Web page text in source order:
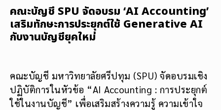
คณะบัญชี SPU จัดอบรม ‘AI Accounting’
เสริมทักษะการประยุกต์ใช้ Generative AI
กับงานบัญชียุคใหม่
คณะบัญชี มหาวิทยาลัยศรีปทุม (SPU) จัดอบรมเชิง
ปฏิบัติการในหัวข้อ “AI Accounting : การประยุกต์
ใช้ในงานบัญชี” เพื่อเสริมสร้างความรู้ ความเข้าใจ